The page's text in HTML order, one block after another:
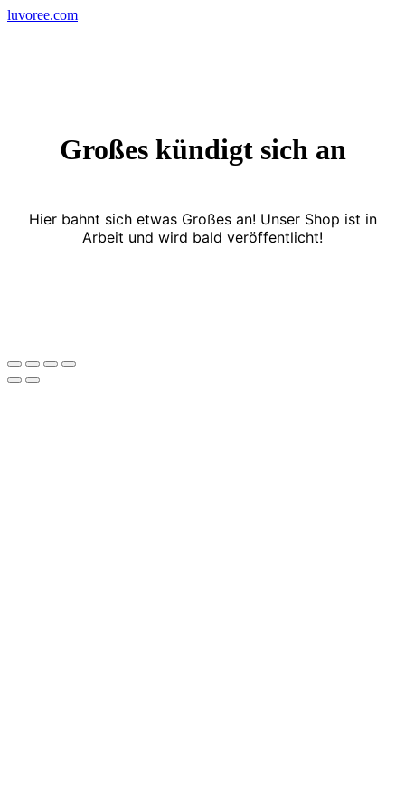
Skip
luvoree.com
Großes kündigt sich an
Hier bahnt sich etwas Großes an! Unser Shop ist in
Arbeit und wird bald veröffentlicht!